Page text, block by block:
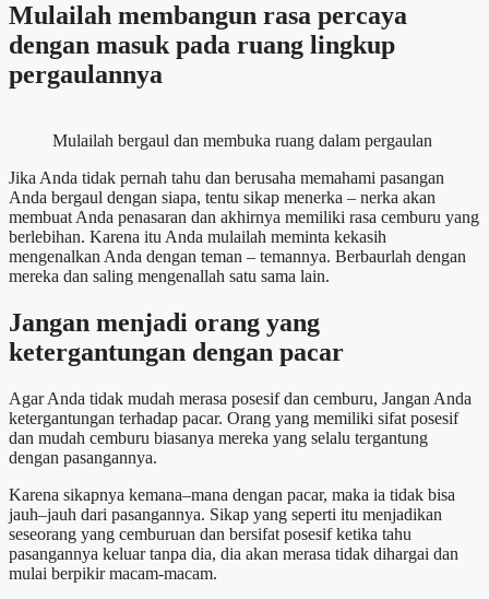
Mulailah membangun rasa percaya
dengan masuk pada ruang lingkup
pergaulannya
Mulailah bergaul dan membuka ruang dalam pergaulan
Jika Anda tidak pernah tahu dan berusaha memahami pasangan
Anda bergaul dengan siapa, tentu sikap menerka – nerka akan
membuat Anda penasaran dan akhirnya memiliki rasa cemburu yang
berlebihan. Karena itu Anda mulailah meminta kekasih
mengenalkan Anda dengan teman – temannya. Berbaurlah dengan
mereka dan saling mengenallah satu sama lain.
Jangan menjadi orang yang
ketergantungan dengan pacar
Agar Anda tidak mudah merasa posesif dan cemburu, Jangan Anda
ketergantungan terhadap pacar. Orang yang memiliki sifat posesif
dan mudah cemburu biasanya mereka yang selalu tergantung
dengan pasangannya.
Karena sikapnya kemana–mana dengan pacar, maka ia tidak bisa
jauh–jauh dari pasangannya. Sikap yang seperti itu menjadikan
seseorang yang cemburuan dan bersifat posesif ketika tahu
pasangannya keluar tanpa dia, dia akan merasa tidak dihargai dan
mulai berpikir macam-macam.